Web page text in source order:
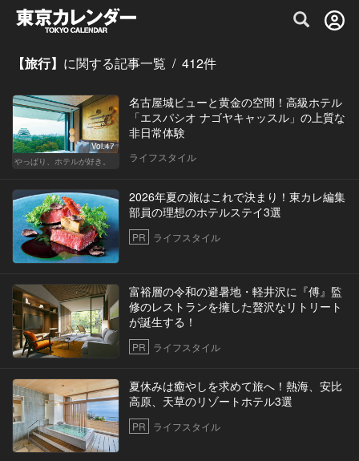
グルメ情報・プレミアムレストラン予約
【旅行】 に関する記事一覧 / 412件
Vol.47
やっぱり、ホテルが好き。
名古屋城ビューと黄金の空間！高級ホテル
「エスパシオ ナゴヤキャッスル」の上質な
非日常体験
ライフスタイル
2026年夏の旅はこれで決まり！東カレ編集
部員の理想のホテルステイ3選
PR ライフスタイル
富裕層の令和の避暑地・軽井沢に『傅』監
修のレストランを擁した贅沢なリトリート
が誕生する！
PR ライフスタイル
夏休みは癒やしを求めて旅へ！熱海、安比
高原、天草のリゾートホテル3選
PR ライフスタイル